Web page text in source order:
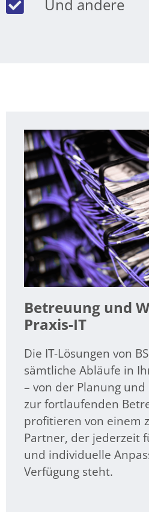
Und andere
Betreuung und
Praxis-IT
Die IT-Lösungen von
sämtliche Abläufe in
– von der Planung
zur fortlaufenden
profitieren von einem
Partner, der jederzeit
und individuelle
Verfügung steht.